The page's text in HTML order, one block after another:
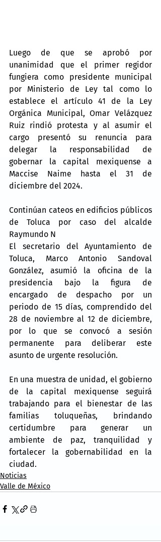
Luego de que se aprobó por
unanimidad que el primer regidor
fungiera como presidente municipal
por Ministerio de Ley tal como lo
establece el artículo 41 de la Ley
Orgánica Municipal, Omar Velázquez
Ruiz rindió protesta y al asumir el
cargo presentó su renuncia para
delegar la responsabilidad de
gobernar la capital mexiquense a
Maccise Naime hasta el 31 de
diciembre del 2024.
Continúan cateos en edificios públicos
de Toluca por caso del alcalde
Raymundo N
El secretario del Ayuntamiento de
Toluca, Marco Antonio Sandoval
González, asumió la oficina de la
presidencia bajo la figura de
encargado de despacho por un
periodo de 15 días, comprendido del
28 de noviembre al 12 de diciembre,
por lo que se convocó a sesión
permanente para deliberar este
asunto de urgente resolución.
En una muestra de unidad, el gobierno
de la capital mexiquense seguirá
trabajando para el bienestar de las
familias toluqueñas, brindando
certidumbre para generar un
ambiente de paz, tranquilidad y
fortalecer la gobernabilidad en la
ciudad.
Noticias
Valle de México